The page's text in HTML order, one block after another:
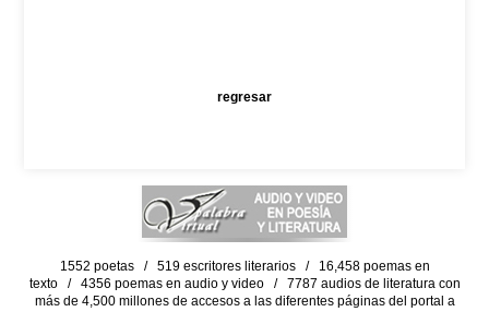
regresar
1552 poetas / 519 escritores literarios / 16,458 poemas en
texto / 4356 poemas en audio y video / 7787 audios de literatura con
más de 4,500 millones de accesos a las diferentes páginas del portal a